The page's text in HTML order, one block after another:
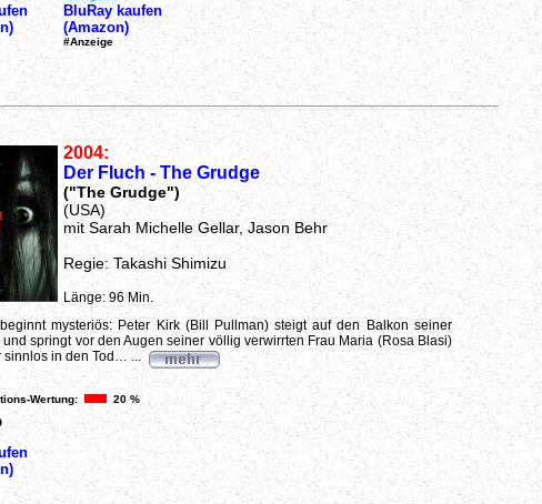
BluRay kaufen
(Amazon)
#Anzeige
2004:
Der Fluch - The Grudge
("The Grudge")
(USA)
mit Sarah Michelle Gellar, Jason Behr
Regie: Takashi Shimizu
Länge: 96 Min.
mysteriös: Peter Kirk (Bill Pullman) steigt auf den Balkon seiner
springt vor den Augen seiner völlig verwirrten Frau Maria (Rosa Blasi)
sinnlos in den Tod… ...
Wertung: 20 %